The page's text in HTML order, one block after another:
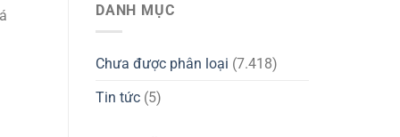
DANH MỤC
Chưa được phân loại (7.418)
Tin tức (5)